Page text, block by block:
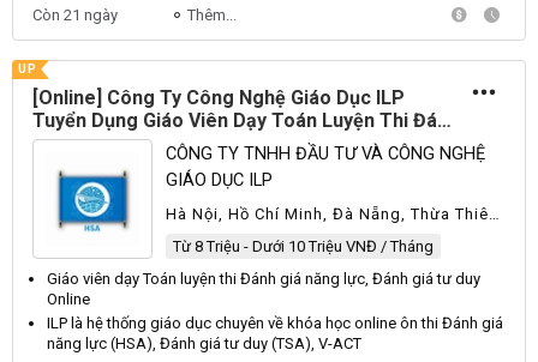
Còn 21 ngày Thêm...
UP
[Online] Công Ty Công Nghệ Giáo Dục ILP
Tuyển Dụng Giáo Viên Dạy Toán Luyện Thi Đánh
Giá Năng Lực, Đánh Giá Tư Duy Online Part-
time 2026
CÔNG TY TNHH ĐẦU TƯ VÀ CÔNG NGHỆ
GIÁO DỤC ILP
Hà Nội, Hồ Chí Minh, Đà Nẵng, Thừa Thiên
Từ 8 Triệu - Dưới 10 Triệu VNĐ / Tháng
Giáo viên dạyToán luyện thi Đánh giá năng lực, Đánh giá tư duy
Online
ILP là hệ thống giáo dục chuyên về khóa học online ôn thi Đánh giá
năng lực (HSA), Đánh giá tư duy (TSA), V-ACT